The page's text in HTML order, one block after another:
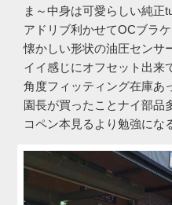
ま～中身は可愛らしい純正
アドリブ利かせてOCブラ
懐かしい形状の油圧センサ
イイ感じにオフセット出来
角度フィッティング在庫あ
園長が買ったことナイ部品
コペン本見るより勉強にな